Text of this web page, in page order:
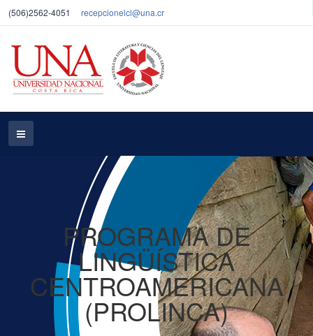
(506)2562-4051 recepcionelcl@una.cr
PROGRAMA DE
LINGÜÍSTICA
CENTROAMERICANA
(PROLINCA)